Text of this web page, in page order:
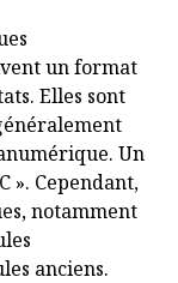
un format
Elles sont
Un
». Cependant,
notamment
anciens.